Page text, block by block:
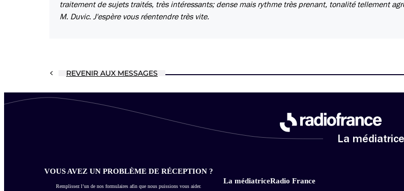
traitement de sujets traités, très intéressants; dense mais rythme très prenant, tonalité tellement
M. Duvic. J'espère vous réentendre très vite.
REVENIR AUX MESSAGES
La médiatrice
VOUS AVEZ UN PROBLÈME DE RÉCEPTION ?
Remplissez l’un de nos formulaires afin que nous puissions vous aider.
La médiatriceRadio France